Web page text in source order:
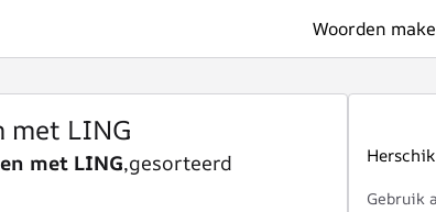
Woorden
met LING
met LING,gesorteerd
Gebruik